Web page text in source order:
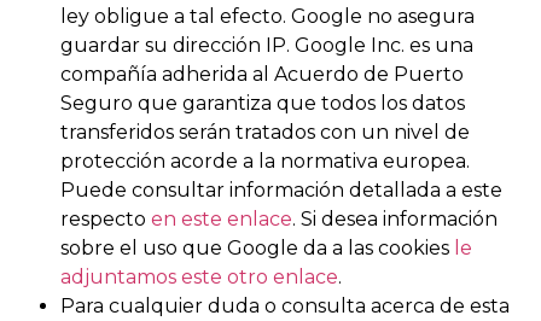
ley obligue a tal efecto. Google no asegura
guardar su dirección IP. Google Inc. es una
compañía adherida al Acuerdo de Puerto
Seguro que garantiza que todos los datos
transferidos serán tratados con un nivel de
protección acorde a la normativa europea.
Puede consultar información detallada a este
respecto en este enlace. Si desea información
sobre el uso que Google da a las cookies le
adjuntamos este otro enlace.
Para cualquier duda o consulta acerca de esta